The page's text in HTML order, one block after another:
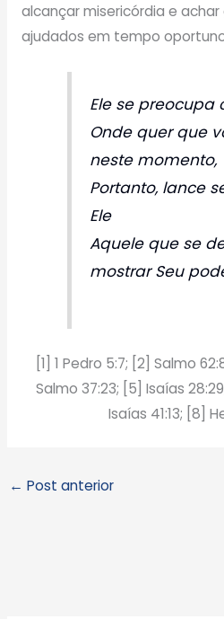
alcançar misericórdia e
ajudados em tempo
Ele se preocupa
Onde quer que
neste momento,
Portanto, lance
Ele
Aquele que se
mostrar Seu
[1] 1 Pedro 5:7; [2] Salmo
Salmo 37:23; [5] Isaías
Isaías 41:13; [8]
← Post anterior